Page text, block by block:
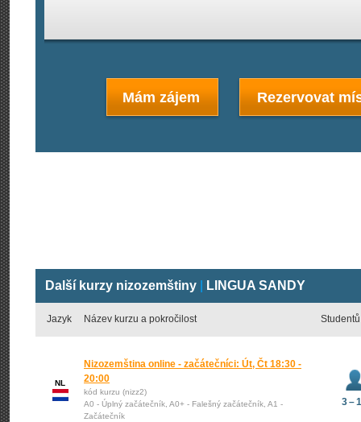
Mám zájem Rezervovat
Další kurzy nizozemštiny LINGUA SANDY
Jazyk Název kurzu a pokročilost Studentů
NL
Nizozemština online - začátečníci: Út, Čt 18:30 -
20:00
kód kurzu (nizz2)
A0 - Úplný začátečník, A0+ - Falešný začátečník, A1 -
Začátečník
3 –